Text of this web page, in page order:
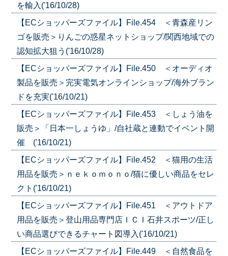
を輸入('16/10/28)
【ECショッパーズファイル】File.454 ＜青森産リン
ゴを販売＞りんごの惑星ネットショップ/関西地域での
認知拡大狙う('16/10/28)
【ECショッパーズファイル】File.450 ＜オーディオ
製品を販売＞完実電気オンラインショップ/海外ブラン
ドを充実('16/10/21)
【ECショッパーズファイル】File.453 ＜しょう油を
販売＞「日本一しょうゆ」/自社蔵と連動でイベント開
催 ('16/10/21)
【ECショッパーズファイル】File.452 ＜猫用の生活
用品を販売＞ｎｅｋｏｍｏｎｏ/猫に優しい商品をセレ
クト('16/10/21)
【ECショッパーズファイル】File.451 ＜アウトドア
用品を販売＞登山用品専門店ＩＣＩ石井スポーツ/正し
い商品選びできるチャート図導入('16/10/21)
【ECショッパーズファイル】File.449 ＜自然食品を